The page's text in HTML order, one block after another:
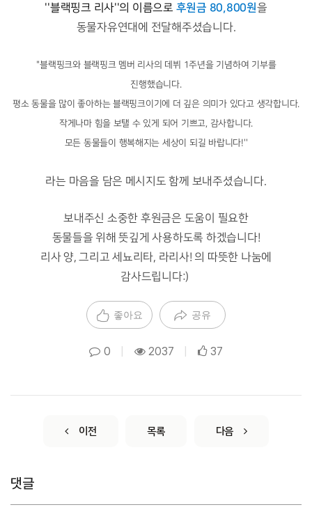
''블랙핑크 리사''의 이름으로 후원금 80,800원을
동물자유연대에 전달해주셨습니다.
''블랙핑크와 블랙핑크 멤버 리사의 데뷔 1주년을 기념하여 기부를
진행했습니다.
평소 동물을 많이 좋아하는 블랙핑크이기에 더 깊은 의미가 있다고 생각합니다.
작게나마 힘을 보탤 수 있게 되어 기쁘고, 감사합니다.
모든 동물들이 행복해지는 세상이 되길 바랍니다!''
라는 마음을 담은 메시지도 함께 보내주셨습니다.
보내주신 소중한 후원금은 도움이 필요한
동물들을 위해 뜻깊게 사용하도록 하겠습니다!
리사 양, 그리고 세뇨리타, 라리사! 의 따뜻한 나눔에
감사드립니다:)
좋아요 공유
0 2037 37
이전 목록 다음
댓글